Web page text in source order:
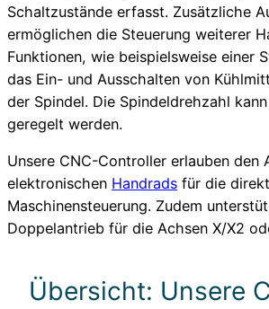
Schaltzustände erfasst. Zusätzliche
ermöglichen die Steuerung weiterer
Funktionen, wie beispielsweise einer
das Ein- und Ausschalten von
der Spindel. Die Spindeldrehzahl
geregelt werden.
Unsere CNC-Controller erlauben den
elektronischen Handrads für die
Maschinensteuerung. Zudem
Doppelantrieb für die Achsen X/X2
Übersicht: Unsere